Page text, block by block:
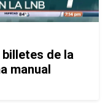
de la
manual